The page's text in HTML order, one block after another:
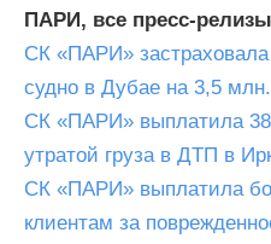
ПАРИ, все пресс-
СК «ПАРИ»
судно в Дубае на 3,5
СК «ПАРИ» выплатила
утратой груза в ДТП в
СК «ПАРИ» выплатила
клиентам за